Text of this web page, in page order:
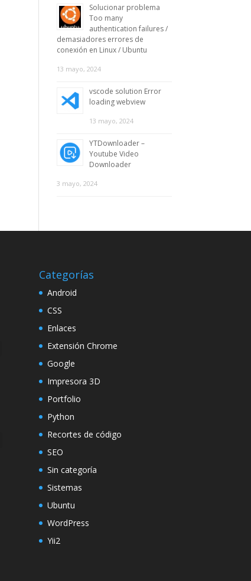
Solucionar problema
Too many
authentication failures /
demasiadores errores de
conexión en Linux / Ubuntu
13 mayo, 2024
vscode solution Error
loading webview
13 mayo, 2024
YTDownloader –
Youtube Video
Downloader
3 mayo, 2024
Categorías
Android
CSS
Enlaces
Extensión Chrome
Google
Impresora 3D
Portfolio
Python
Recortes de código
SEO
Sin categoría
Sistemas
Ubuntu
WordPress
Yii2